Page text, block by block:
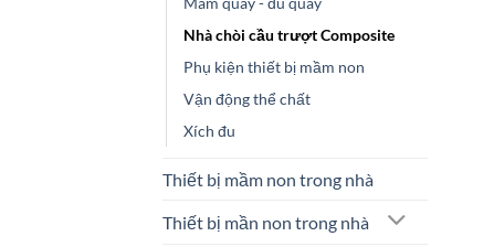
Nhà chòi cầu trượt Composite
Phụ kiện thiết bị mầm non
Vận động thể chất
Xích đu
Thiết bị mầm non trong nhà
Thiết bị mần non trong nhà